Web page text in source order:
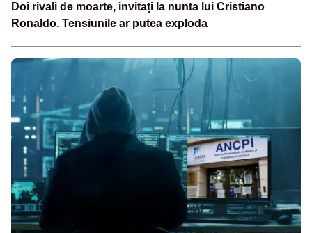
Doi rivali de moarte, invitați la nunta lui Cristiano
Ronaldo. Tensiunile ar putea exploda